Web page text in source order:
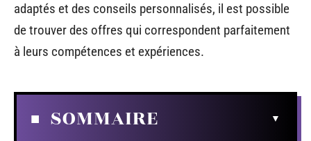
adaptés et des conseils personnalisés, il est possible
de trouver des offres qui correspondent parfaitement
à leurs compétences et expériences.
SOMMAIRE